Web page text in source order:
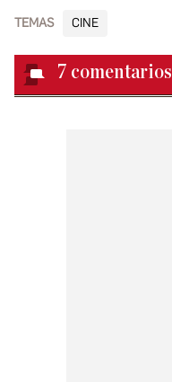
TEMAS CINE
7 comentarios